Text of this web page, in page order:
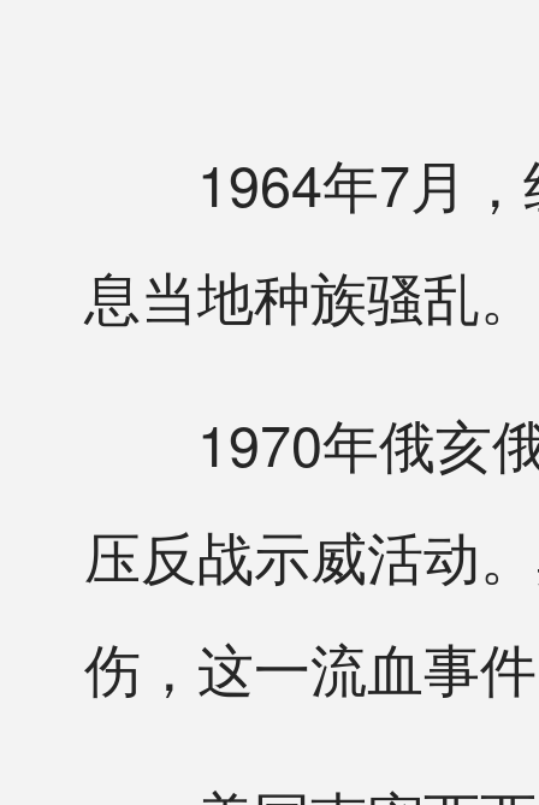
1964年7月，
息当地种族骚乱。
1970年俄亥俄
压反战示威活动
伤，这一流血事